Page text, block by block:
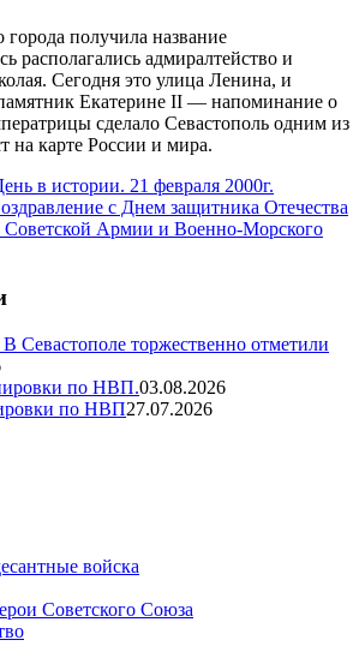
города получила название
располагались адмиралтейство и
Сегодня это улица Ленина, и
Екатерине II — напоминание о
сделало Севастополь одним из
на карте России и мира.
в истории. 21 февраля 2000г.
с Днем защитника Отечества
Армии и Военно-Морского
Севастополе торжественно отметили
по НВП.03.08.2026
по НВП27.07.2026
войска
Советского Союза